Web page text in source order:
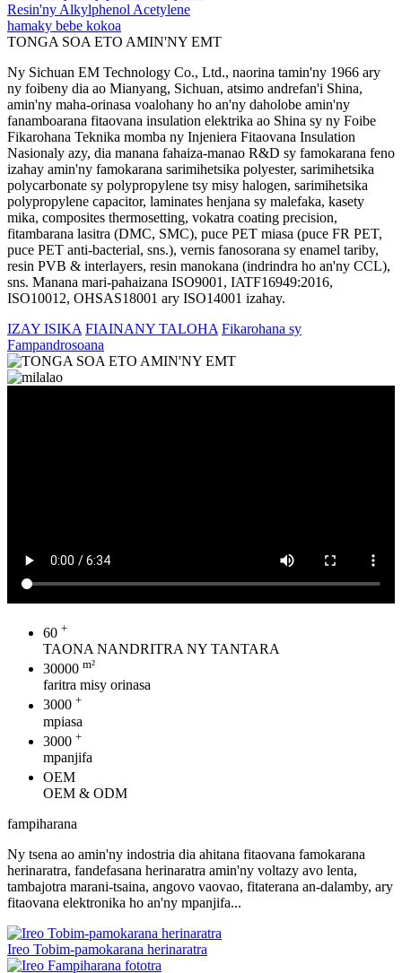
Resin'ny Alkylphenol Acetylene
hamaky bebe kokoa
TONGA SOA ETO AMIN'NY EMT
Ny Sichuan EM Technology Co., Ltd., naorina tamin'ny 1966 ary
ny foibeny dia ao Mianyang, Sichuan, atsimo andrefan'i Shina,
amin'ny maha-orinasa voalohany ho an'ny daholobe amin'ny
fanamboarana fitaovana insulation elektrika ao Shina sy ny Foibe
Fikarohana Teknika momba ny Injeniera Fitaovana Insulation
Nasionaly azy, dia manana fahaiza-manao R&D sy famokarana feno
izahay amin'ny famokarana sarimihetsika polyester, sarimihetsika
polycarbonate sy polypropylene tsy misy halogen, sarimihetsika
polypropylene capacitor, laminates henjana sy malefaka, kasety
mika, composites thermosetting, vokatra coating precision,
fitambarana lasitra (DMC, SMC), puce PET miasa (puce FR PET,
puce PET anti-bacterial, sns.), vernis fanosorana sy enamel tariby,
resin PVB & interlayers, resin manokana (indrindra ho an'ny CCL),
sns. Manana mari-pahaizana ISO9001, IATF16949:2016,
ISO10012, OHSAS18001 ary ISO14001 izahay.
IZAY ISIKA FIAINANY TALOHA Fikarohana sy
Fampandrosoana
60 +
TAONA NANDRITRA NY TANTARA
30000 m²
faritra misy orinasa
3000 +
mpiasa
3000 +
mpanjifa
OEM
OEM & ODM
fampiharana
Ny tsena ao amin'ny indostria dia ahitana fitaovana famokarana
herinaratra, fandefasana herinaratra amin'ny voltazy avo lenta,
tambajotra marani-tsaina, angovo vaovao, fitaterana an-dalamby, ary
fitaovana elektronika ho an'ny mpanjifa...
Ireo Tobim-pamokarana herinaratra